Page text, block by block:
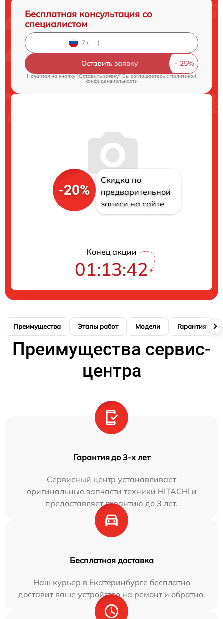
Бесплатная консультация со
специалистом
Оставить заявку
Нажимая на кнопку "Оставить заявку" Вы соглашаетесь cполитикой
конфиденциальности
-20%
Скидка по
предварительной
записи на сайте
Конец акции
01:13:41
Преимущества Этапы работ Модели Гарантия
Преимущества сервис-
центра
Гарантия до 3-х лет
Сервисный центр устанавливает
оригинальные запчасти техники HITACHI и
предоставляет гарантию до 3 лет.
Бесплатная доставка
Наш курьер в Екатеринбурге бесплатно
доставит ваше устройство на ремонт и обратно.